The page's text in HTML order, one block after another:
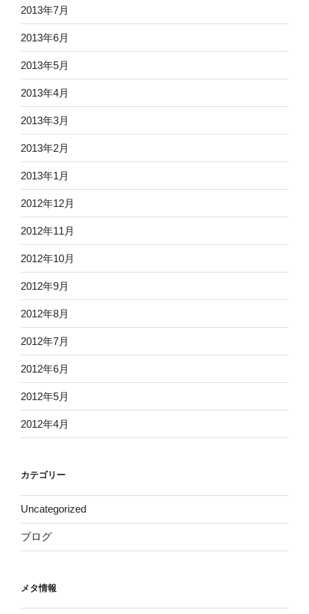
2013年7月
2013年6月
2013年5月
2013年4月
2013年3月
2013年2月
2013年1月
2012年12月
2012年11月
2012年10月
2012年9月
2012年8月
2012年7月
2012年6月
2012年5月
2012年4月
カテゴリー
Uncategorized
ブログ
メタ情報